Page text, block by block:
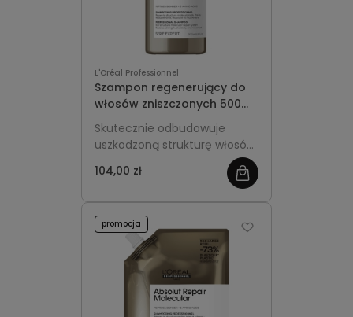
L'Oréal Professionnel
Szampon regenerujący do
włosów zniszczonych 500ml
- L'Oréal Professionnel
Absolut Repair Molecular
Skutecznie odbudowuje
uszkodzoną strukturę włosów,
wzmacnia je i przywraca
elastyczność oraz miękkość.
regularnej pielęgnacji.
104,00 zł
promocja